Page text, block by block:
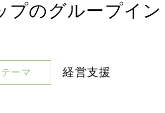
のグループイン
テーマ 経営支援